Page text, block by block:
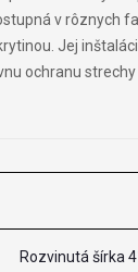
v rôznych
Jej
ochranu strechy
Rozvinutá šírka